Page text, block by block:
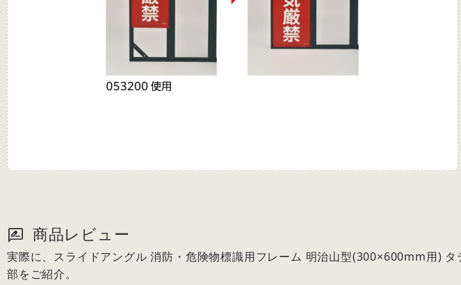
商品レビュー
実際に、スライドアングル 消防・危険物標識用フレーム 明治山型(300×600mm用)
部をご紹介。